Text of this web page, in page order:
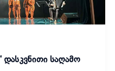
დასკვნითი საღამო